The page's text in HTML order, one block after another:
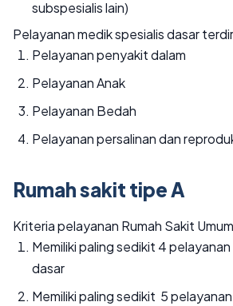
subspesialis lain)
Pelayanan medik spesialis dasar
Pelayanan penyakit dalam
Pelayanan Anak
Pelayanan Bedah
Pelayanan persalinan dan
Rumah sakit tipe A
Kriteria pelayanan Rumah Sakit
Memiliki paling sedikit 4
dasar
Memiliki paling sedikit 5